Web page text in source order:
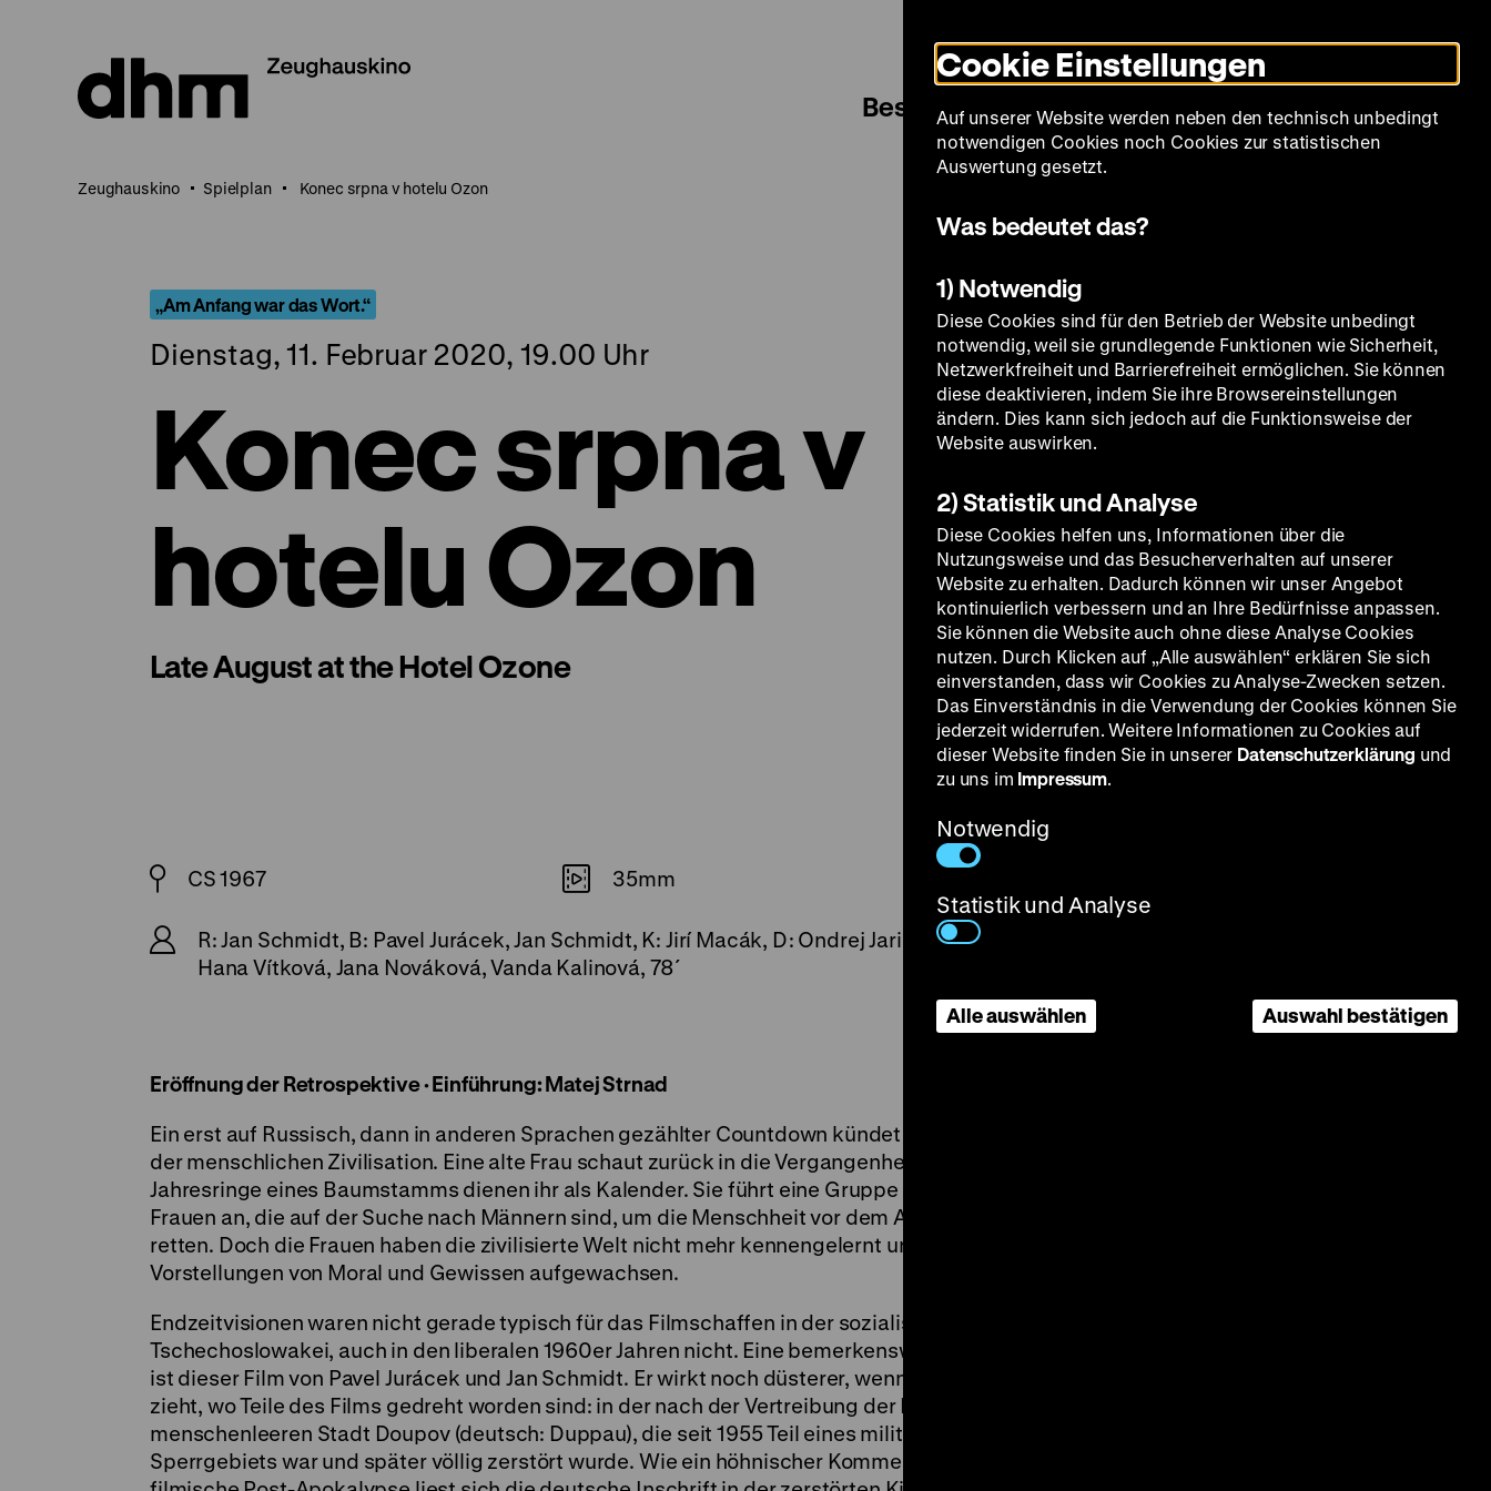
Seiteninhalt
springen
Modus
umschalten
Sprache
Besuch Spielplan Filmreihen Über uns
Zeughauskino Spielplan Konec srpna v hotelu Ozon
„Am Anfang war das Wort.“
Dienstag, 11. Februar 2020, 19.00 Uhr
Konec srpna v
hotelu Ozon
Late August at the Hotel Ozone
CS 1967 35mm
R: Jan Schmidt, B: Pavel Jurácek, Jan Schmidt, K: Jirí Macák, D: Ondrej Jariabek, Beta Ponicanová, Magda Seidlerová,
Hana Vítková, Jana Nováková, Vanda Kalinová, 78´
Eröffnung der Retrospektive · Einführung: Matej Strnad
Ein erst auf Russisch, dann in anderen Sprachen gezählter Countdown kündet vom Untergang
der menschlichen Zivilisation. Eine alte Frau schaut zurück in die Vergangenheit, die
Jahresringe eines Baumstamms dienen ihr als Kalender. Sie führt eine Gruppe von jungen
Frauen an, die auf der Suche nach Männern sind, um die Menschheit vor dem Aussterben zu
retten. Doch die Frauen haben die zivilisierte Welt nicht mehr kennengelernt und sind ohne
Vorstellungen von Moral und Gewissen aufgewachsen.
Endzeitvisionen waren nicht gerade typisch für das Filmschaffen in der sozialistischen
Tschechoslowakei, auch in den liberalen 1960er Jahren nicht. Eine bemerkenswerte Ausnahme
ist dieser Film von Pavel Jurácek und Jan Schmidt. Er wirkt noch düsterer, wenn man in Betracht
zieht, wo Teile des Films gedreht worden sind: in der nach der Vertreibung der Deutschen
menschenleeren Stadt Doupov (deutsch: Duppau), die seit 1955 Teil eines militärischen
Sperrgebiets war und später völlig zerstört wurde. Wie ein höhnischer Kommentar auf die
Cookie Einstellungen
Auf unserer Website werden neben den technisch unbedingt
notwendigen Cookies noch Cookies zur statistischen
Auswertung gesetzt.
Was bedeutet das?
1) Notwendig
Diese Cookies sind für den Betrieb der Website unbedingt
notwendig, weil sie grundlegende Funktionen wie Sicherheit,
Netzwerkfreiheit und Barrierefreiheit ermöglichen. Sie können
diese deaktivieren, indem Sie ihre Browsereinstellungen
ändern. Dies kann sich jedoch auf die Funktionsweise der
Website auswirken.
2) Statistik und Analyse
Diese Cookies helfen uns, Informationen über die
Nutzungsweise und das Besucherverhalten auf unserer
Website zu erhalten. Dadurch können wir unser Angebot
kontinuierlich verbessern und an Ihre Bedürfnisse anpassen.
Sie können die Website auch ohne diese Analyse Cookies
nutzen. Durch Klicken auf „Alle auswählen“ erklären Sie sich
einverstanden, dass wir Cookies zu Analyse-Zwecken setzen.
Das Einverständnis in die Verwendung der Cookies können Sie
jederzeit widerrufen. Weitere Informationen zu Cookies auf
dieser Website finden Sie in unserer Datenschutzerklärung und
zu uns im Impressum.
Notwendig
Statistik und Analyse
Alle auswählen Auswahl bestätigen